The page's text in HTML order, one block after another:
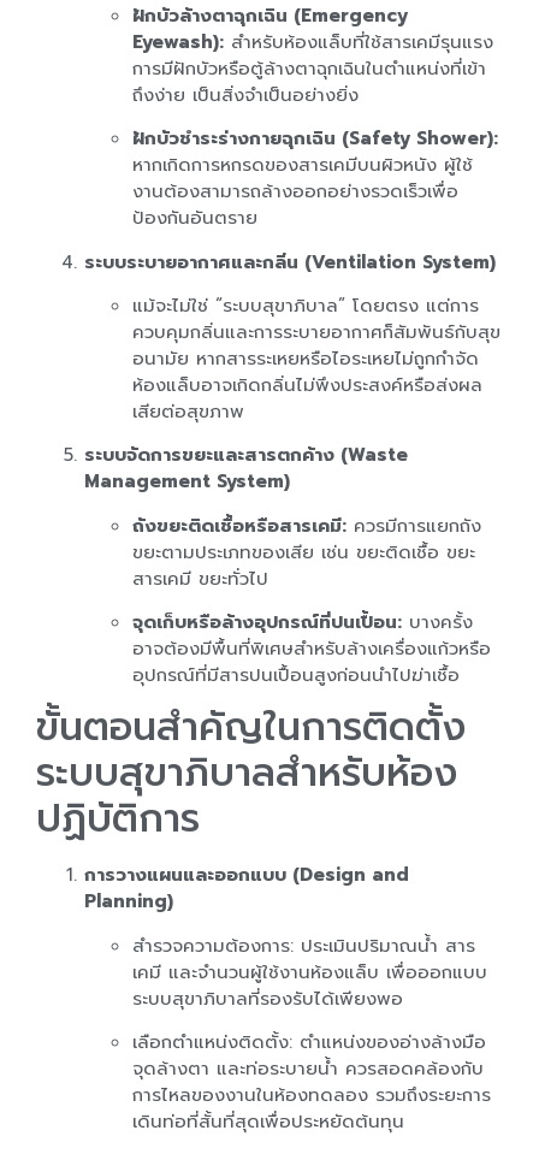
ฝักบัวล้างตาฉุกเฉิน (Emergency
Eyewash): สำหรับห้องแล็บที่ใช้สารเคมีรุนแรง
การมีฝักบัวหรือตู้ล้างตาฉุกเฉินในตำแหน่งที่เข้า
ถึงง่าย เป็นสิ่งจำเป็นอย่างยิ่ง
ฝักบัวชำระร่างกายฉุกเฉิน (Safety Shower):
หากเกิดการหกรดของสารเคมีบนผิวหนัง ผู้ใช้
งานต้องสามารถล้างออกอย่างรวดเร็วเพื่อ
ป้องกันอันตราย
ระบบระบายอากาศและกลิ่น (Ventilation System)
แม้จะไม่ใช่ “ระบบสุขาภิบาล” โดยตรง แต่การ
ควบคุมกลิ่นและการระบายอากาศก็สัมพันธ์กับสุข
อนามัย หากสารระเหยหรือไอระเหยไม่ถูกกำจัด
ห้องแล็บอาจเกิดกลิ่นไม่พึงประสงค์หรือส่งผล
เสียต่อสุขภาพ
ระบบจัดการขยะและสารตกค้าง (Waste
Management System)
ถังขยะติดเชื้อหรือสารเคมี: ควรมีการแยกถัง
ขยะตามประเภทของเสีย เช่น ขยะติดเชื้อ ขยะ
สารเคมี ขยะทั่วไป
จุดเก็บหรือล้างอุปกรณ์ที่ปนเปื้อน: บางครั้ง
อาจต้องมีพื้นที่พิเศษสำหรับล้างเครื่องแก้วหรือ
อุปกรณ์ที่มีสารปนเปื้อนสูงก่อนนำไปฆ่าเชื้อ
ขั้นตอนสำคัญในการติดตั้ง
ระบบสุขาภิบาลสำหรับห้อง
ปฏิบัติการ
การวางแผนและออกแบบ (Design and
Planning)
สำรวจความต้องการ: ประเมินปริมาณน้ำ สาร
เคมี และจำนวนผู้ใช้งานห้องแล็บ เพื่อออกแบบ
ระบบสุขาภิบาลที่รองรับได้เพียงพอ
เลือกตำแหน่งติดตั้ง: ตำแหน่งของอ่างล้างมือ
จุดล้างตา และท่อระบายน้ำ ควรสอดคล้องกับ
การไหลของงานในห้องทดลอง รวมถึงระยะการ
เดินท่อที่สั้นที่สุดเพื่อประหยัดต้นทุน